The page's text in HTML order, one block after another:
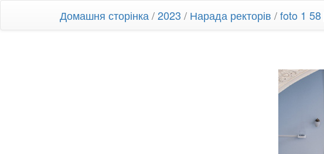
Домашня сторінка /2023 / Нарада ректорів /foto 1 58